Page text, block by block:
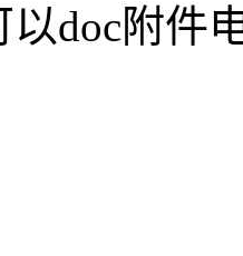
doc附件